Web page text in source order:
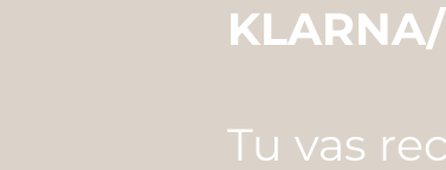
Tu vas